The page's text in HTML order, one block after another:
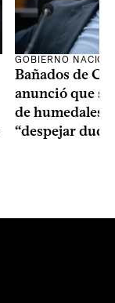
GOBIERNO
Bañados de
anunció que
de humedales
“despejar